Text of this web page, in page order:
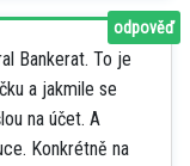
Bankerat. To je
a jakmile se
na účet. A
Konkrétně na
odpověď